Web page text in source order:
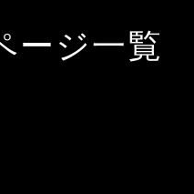
ージ一覧